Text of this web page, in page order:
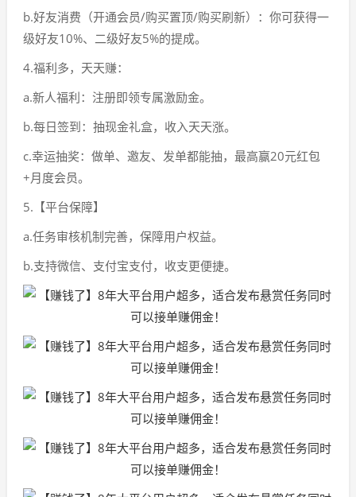
b.好友消费（开通会员/购买置顶/购买刷新）：你可获得一
级好友10%、二级好友5%的提成。
4.福利多，天天赚：
a.新人福利：注册即领专属激励金。
b.每日签到：抽现金礼盒，收入天天涨。
c.幸运抽奖：做单、邀友、发单都能抽，最高赢20元红包
+月度会员。
5.【平台保障】
a.任务审核机制完善，保障用户权益。
b.支持微信、支付宝支付，收支更便捷。